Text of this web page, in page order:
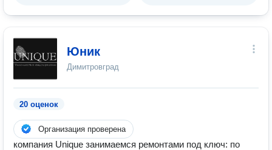
Юник
Димитровград
20 оценок
Организация проверена
компания Unique занимаемся ремонтами под ключ: по